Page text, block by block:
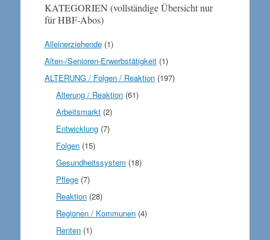
KATEGORIEN (vollständige Übersicht nur
für HBF-Abos)
Alleinerziehende(1)
Alten-/Senioren-Erwerbstätigkeit(1)
ALTERUNG / Folgen / Reaktion(197)
Alterung / Reaktion (61)
Arbeitsmarkt (2)
Entwicklung (7)
Folgen (15)
Gesundheitssystem (18)
Pflege (7)
Reaktion (28)
Regionen / Kommunen (4)
Renten (1)